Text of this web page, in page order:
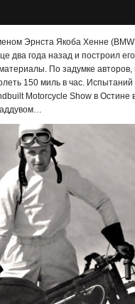
Эрнста Якоба Хенне
два года назад и построил
По задумке
150 миль в час.
Motorcycle Show в